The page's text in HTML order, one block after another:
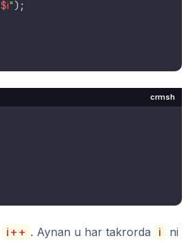
$i");
crmsh
i++ . Aynan u har takrorda i
ni